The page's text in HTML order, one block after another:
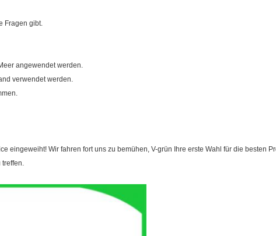
Fragen gibt.
angewendet werden.
verwendet werden.
eingeweiht! Wir fahren fort uns zu bemühen, V-grün Ihre erste Wahl für die besten
treffen.